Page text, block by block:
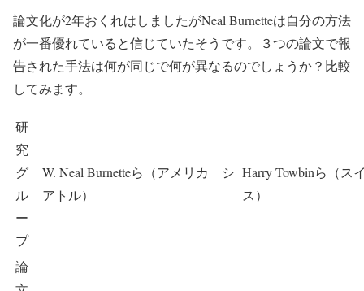
論文化が2年おくれはしましたがNeal Burnetteは自分の方法
が一番優れていると信じていたそうです。３つの論文で報
告された手法は何が同じで何が異なるのでしょうか？比較
してみます。
研
究
グ
ル
ー
プ
W. Neal Burnetteら（アメリカ シ
アトル）
Harry Towbinら（ス
ス）
論